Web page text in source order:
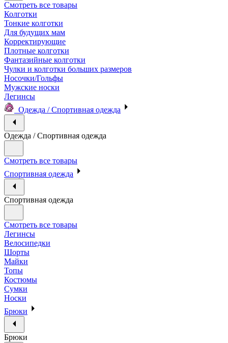
Смотреть все товары
Колготки
Тонкие колготки
Для будущих мам
Корректирующие
Плотные колготки
Фантазийные колготки
Чулки и колготки больших размеров
Носочки/Гольфы
Мужские носки
Легинсы
Одежда / Спортивная одежда
Одежда / Спортивная одежда
Смотреть все товары
Спортивная одежда
Спортивная одежда
Смотреть все товары
Легинсы
Велосипедки
Шорты
Майки
Топы
Костюмы
Сумки
Носки
Брюки
Брюки